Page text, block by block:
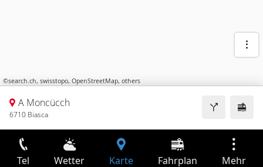
©search.ch, swisstopo, OpenStreetMap, others
A Moncücch
6710 Biasca
Tel Wetter Karte Fahrplan Mehr